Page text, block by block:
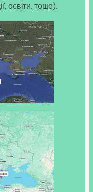
освіти, тощо).